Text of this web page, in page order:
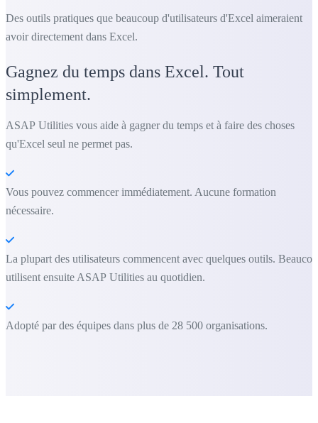
Des outils pratiques que beaucoup d'utilisateurs d'Excel aimeraient
avoir directement dans Excel.
Gagnez du temps dans Excel. Tout
simplement.
ASAP Utilities vous aide à gagner du temps et à faire des choses
qu'Excel seul ne permet pas.
Vous pouvez commencer immédiatement. Aucune formation
nécessaire.
La plupart des utilisateurs commencent avec quelques outils.
utilisent ensuite ASAP Utilities au quotidien.
Adopté par des équipes dans plus de 28 500 organisations.